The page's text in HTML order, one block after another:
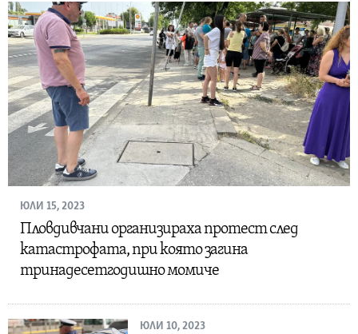
ЮЛИ 15, 2023
Пловдивчани организираха протест след
катастрофата, при която загина
тринадесетгодишно момиче
ЮЛИ 10, 2023